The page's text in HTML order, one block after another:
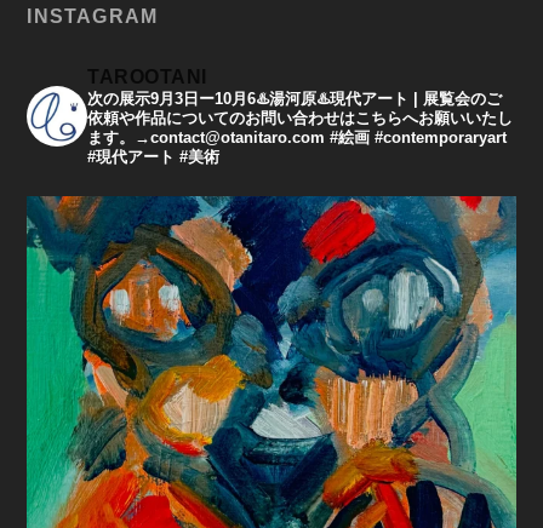
INSTAGRAM
TAROOTANI
次の展示9月3日ー10月6♨️湯河原♨️現代アート | 展覧会のご
依頼や作品についてのお問い合わせはこちらへお願いいたし
ます。→contact@otanitaro.com #絵画 #contemporaryart
#現代アート #美術